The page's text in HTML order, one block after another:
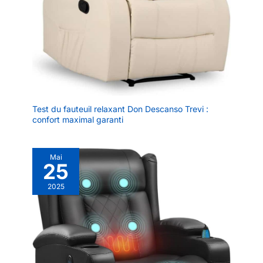
un coup d'œil, ce qui vous
léger toucher des doigts :
confort instantané à portée de
main. [Services professionnels]
: nous avons conçu cet élégant
fauteuil de massage, avec des
lignes épurées et une palette de
couleurs minimaliste, pour
parfaitement dans la décoration
de votre maison. En outre, nous
Test du fauteuil relaxant Don Descanso Trevi :
confort maximal garanti
Mai
25
2025